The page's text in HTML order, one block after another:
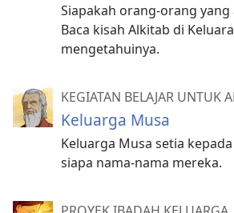
Siapakah orang-orang
Baca kisah Alkitab di
mengetahuinya.
KEGIATAN BELAJAR UNTUK
Keluarga Musa
Keluarga Musa setia
siapa nama-nama mereka.